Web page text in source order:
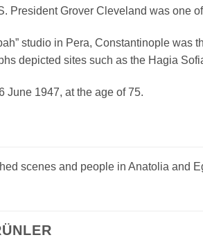
President Grover Cleveland was one
studio in Pera, Constantinople was
depicted sites such as the Hagia
June 1947, at the age of 75.
scenes and people in Anatolia and